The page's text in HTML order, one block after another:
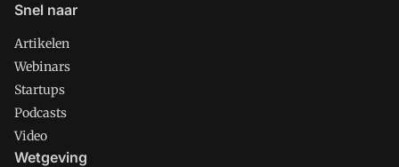
Snel naar
Artikelen
Webinars
Startups
Podcasts
Video
Wetgeving